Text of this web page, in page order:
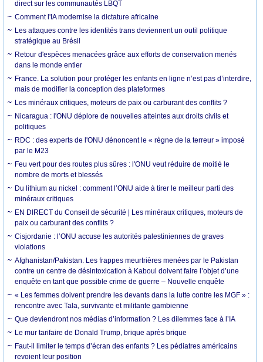
direct sur les communautés LBQT
Comment l'IA modernise la dictature africaine
Les attaques contre les identités trans deviennent un outil politique
stratégique au Brésil
Retour d'espèces menacées grâce aux efforts de conservation menés
dans le monde entier
France. La solution pour protéger les enfants en ligne n’est pas d’interdire,
mais de modifier la conception des plateformes
Les minéraux critiques, moteurs de paix ou carburant des conflits ?
Nicaragua : l'ONU déplore de nouvelles atteintes aux droits civils et
politiques
RDC : des experts de l'ONU dénoncent le « règne de la terreur » imposé
par le M23
Feu vert pour des routes plus sûres : l'ONU veut réduire de moitié le
nombre de morts et blessés
Du lithium au nickel : comment l’ONU aide à tirer le meilleur parti des
minéraux critiques
EN DIRECT du Conseil de sécurité | Les minéraux critiques, moteurs de
paix ou carburant des conflits ?
Cisjordanie : l’ONU accuse les autorités palestiniennes de graves
violations
Afghanistan/Pakistan. Les frappes meurtrières menées par le Pakistan
contre un centre de désintoxication à Kaboul doivent faire l’objet d’une
enquête en tant que possible crime de guerre – Nouvelle enquête
« Les femmes doivent prendre les devants dans la lutte contre les MGF » :
rencontre avec Tala, survivante et militante gambienne
Que deviendront nos médias d’information ? Les dilemmes face à l’IA
Le mur tarifaire de Donald Trump, brique après brique
Faut-il limiter le temps d’écran des enfants ? Les pédiatres américains
revoient leur position